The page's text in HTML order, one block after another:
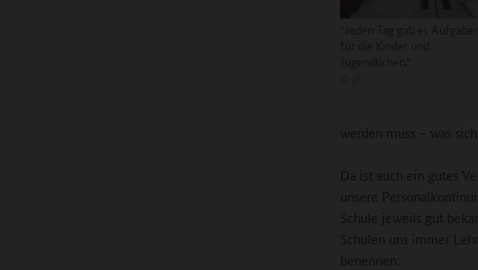
werden muss – was
Da ist auch ein gutes
unsere
Schule jeweils gut
Schulen uns immer
benennen.